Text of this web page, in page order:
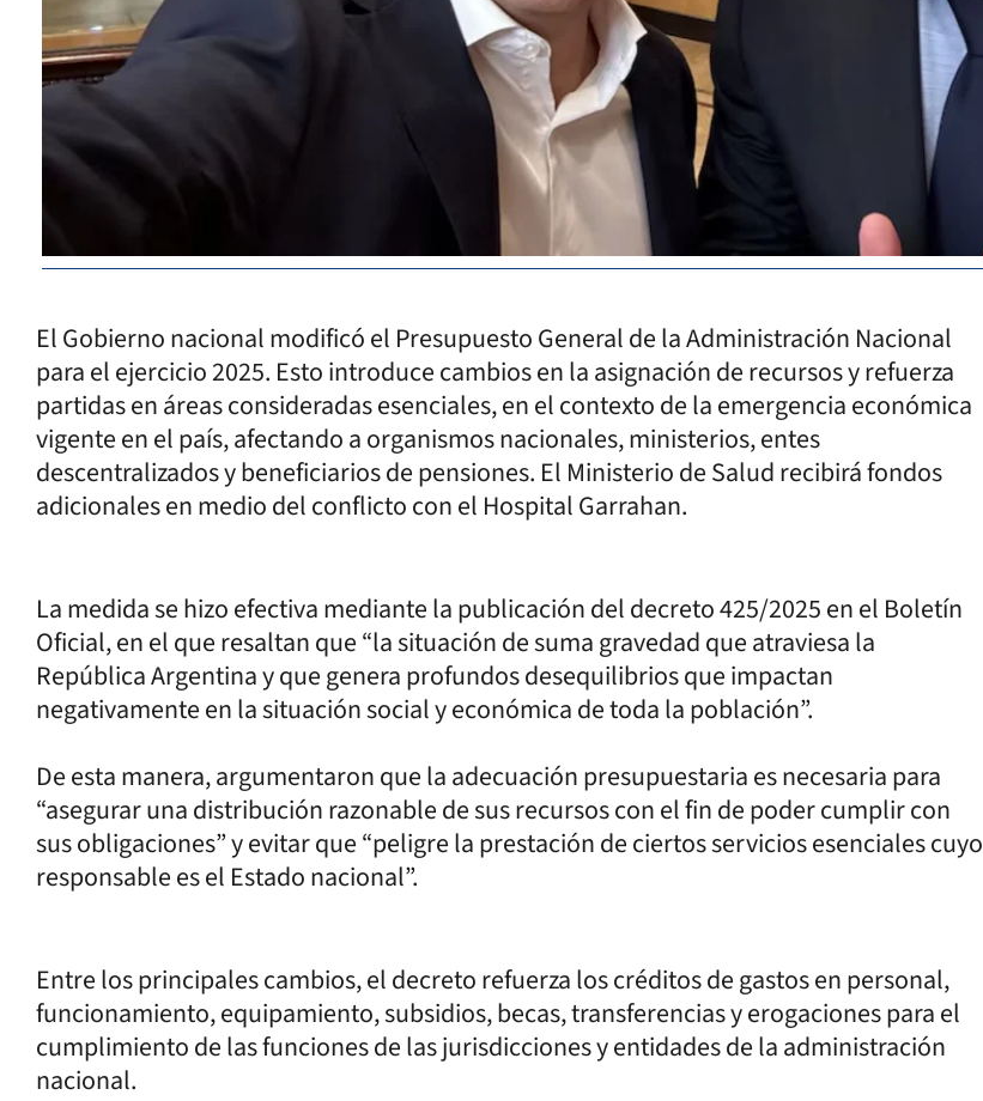
El Gobierno nacional modificó el Presupuesto General de la Administración Nacional
para el ejercicio 2025. Esto introduce cambios en la asignación de recursos y refuerza
partidas en áreas consideradas esenciales, en el contexto de la emergencia económica
vigente en el país, afectando a organismos nacionales, ministerios, entes
descentralizados y beneficiarios de pensiones. El Ministerio de Salud recibirá fondos
adicionales en medio del conflicto con el Hospital Garrahan.
La medida se hizo efectiva mediante la publicación del decreto 425/2025 en el Boletín
Oficial, en el que resaltan que “la situación de suma gravedad que atraviesa la
República Argentina y que genera profundos desequilibrios que impactan
negativamente en la situación social y económica de toda la población”.
De esta manera, argumentaron que la adecuación presupuestaria es necesaria para
“asegurar una distribución razonable de sus recursos con el fin de poder cumplir con
sus obligaciones” y evitar que “peligre la prestación de ciertos servicios esenciales cuyo
responsable es el Estado nacional”.
Entre los principales cambios, el decreto refuerza los créditos de gastos en personal,
funcionamiento, equipamiento, subsidios, becas, transferencias y erogaciones para el
cumplimiento de las funciones de las jurisdicciones y entidades de la administración
nacional.